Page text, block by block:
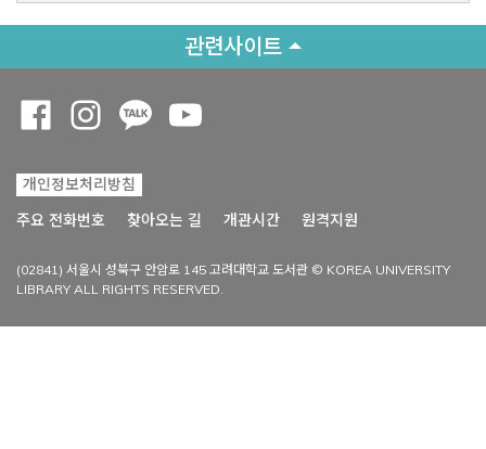
관련사이트
개인정보처리방침
주요 전화번호
찾아오는 길 개관시간 원격지원
(02841) 서울시 성북구 안암로 145 고려대학교 도서관 © KOREA UNIVERSITY
LIBRARY ALL RIGHTS RESERVED.
Opens a new window
Opens a new window
Opens a new window